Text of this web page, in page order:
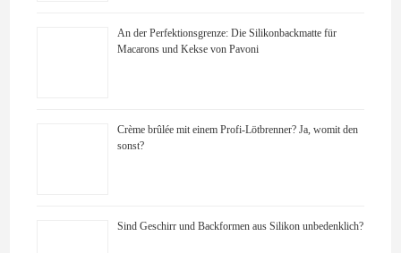
An der Perfektionsgrenze: Die Silikonbackmatte für
Macarons und Kekse von Pavoni
Crème brûlée mit einem Profi-Lötbrenner? Ja, womit den
sonst?
Sind Geschirr und Backformen aus Silikon unbedenklich?